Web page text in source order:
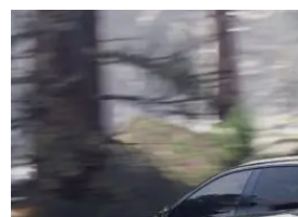
Conoce nuestras últimas
promociones
Ver Más